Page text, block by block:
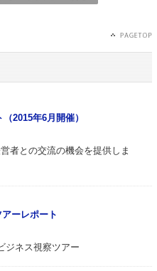
2015年6月開催）
者との交流の機会を提供しま
ーレポート
ジネス視察ツアー